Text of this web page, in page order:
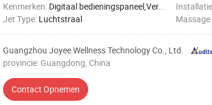
Kenmerken: Digitaal bedieningspaneel,Verwarmde rugleuning,Ozonsterilisatie,Waterval kraan
Jet Type: Luchtstraal
Guangzhou Joyee Wellness Technology Co., Ltd.
provincie: Guangdong, China
Contact Opnemen